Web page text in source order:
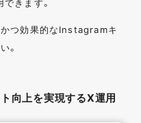
かつ効果的なInstagramキ
。
向上を実現するX運用